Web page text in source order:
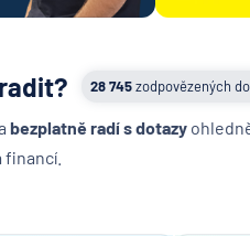
28 745zodpovězených
bezplatně radí s dotazy